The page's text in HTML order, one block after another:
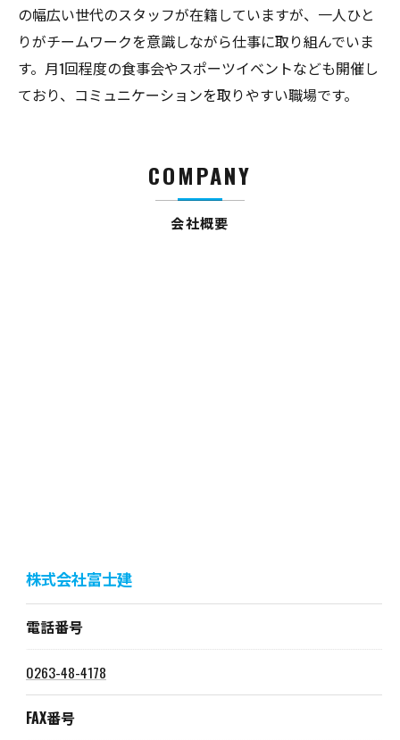
の幅広い世代のスタッフが在籍していますが、一人ひと
りがチームワークを意識しながら仕事に取り組んでいま
す。月1回程度の食事会やスポーツイベントなども開催し
ており、コミュニケーションを取りやすい職場です。
会社概要
COMPANY
株式会社富士建
電話番号
0263-48-4178
FAX番号